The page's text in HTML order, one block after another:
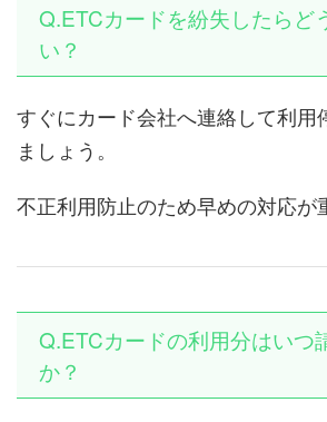
Q.ETCカードを紛失したらど
い？
すぐにカード会社へ連絡して利用
ましょう。
不正利用防止のため早めの対応が
Q.ETCカードの利用分はいつ
か？